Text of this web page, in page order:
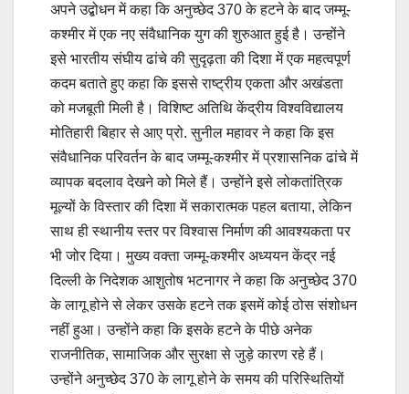
अपने उद्बोधन में कहा कि अनुच्छेद 370 के हटने के बाद जम्मू-
कश्मीर में एक नए संवैधानिक युग की शुरुआत हुई है। उन्होंने
इसे भारतीय संघीय ढांचे की सुदृढ़ता की दिशा में एक महत्वपूर्ण
कदम बताते हुए कहा कि इससे राष्ट्रीय एकता और अखंडता
को मजबूती मिली है। विशिष्ट अतिथि केंद्रीय विश्वविद्यालय
मोतिहारी बिहार से आए प्रो. सुनील महावर ने कहा कि इस
संवैधानिक परिवर्तन के बाद जम्मू-कश्मीर में प्रशासनिक ढांचे में
व्यापक बदलाव देखने को मिले हैं। उन्होंने इसे लोकतांत्रिक
मूल्यों के विस्तार की दिशा में सकारात्मक पहल बताया, लेकिन
साथ ही स्थानीय स्तर पर विश्वास निर्माण की आवश्यकता पर
भी जोर दिया। मुख्य वक्ता जम्मू-कश्मीर अध्ययन केंद्र नई
दिल्ली के निदेशक आशुतोष भटनागर ने कहा कि अनुच्छेद 370
के लागू होने से लेकर उसके हटने तक इसमें कोई ठोस संशोधन
नहीं हुआ। उन्होंने कहा कि इसके हटने के पीछे अनेक
राजनीतिक, सामाजिक और सुरक्षा से जुड़े कारण रहे हैं।
उन्होंने अनुच्छेद 370 के लागू होने के समय की परिस्थितियों